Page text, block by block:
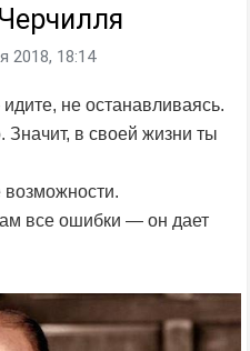
2018, 18:14
не останавливаясь.
Значит, в своей жизни ты
все ошибки — он дает